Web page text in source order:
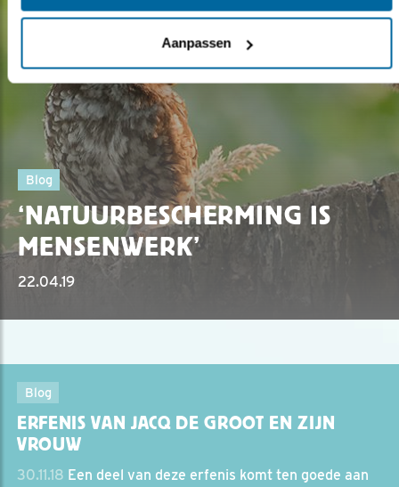
Aanpassen
Blog
‘NATUURBESCHERMING IS
MENSENWERK’
22.04.19
Blog
ERFENIS VAN JACQ DE GROOT EN ZIJN
VROUW
30.11.18 Een deel van deze erfenis komt ten goede aan